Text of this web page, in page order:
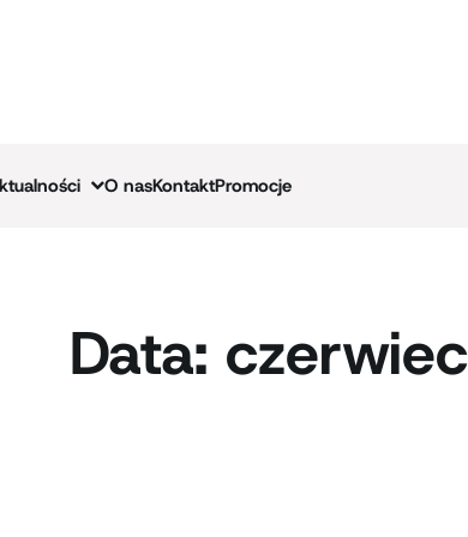
O nasKontaktPromocje
Data: czerwiec